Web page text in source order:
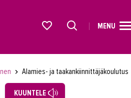
MENU
Alamies- ja taakankiinnittäjäkoulutus
KUUNTELE